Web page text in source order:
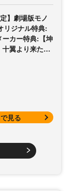
】劇場版モノ
リジナル特典:
ーカー特典:【坤
十翼より来た
見る